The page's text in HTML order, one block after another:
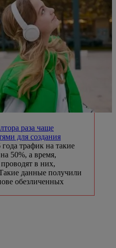
раза чаще
для создания
трафик на такие
50%, а время,
в них,
данные получили
обезличенных